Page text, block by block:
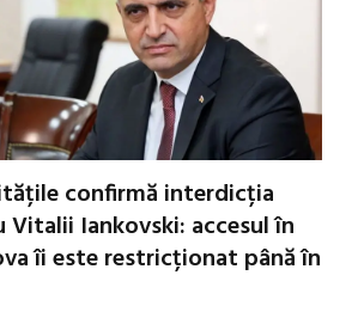
confirmă interdicția
Vitalii Iankovski: accesul în
îi este restricționat până în